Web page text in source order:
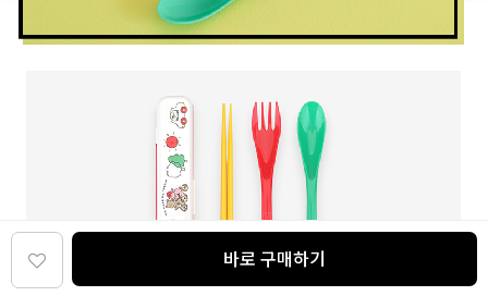
바로 구매하기